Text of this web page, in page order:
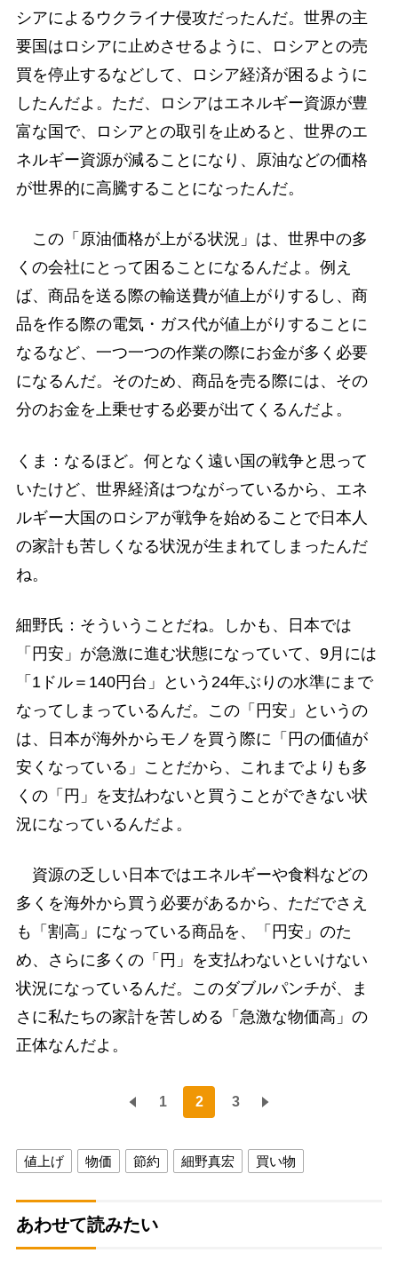
シアによるウクライナ侵攻だったんだ。世界の主
要国はロシアに止めさせるように、ロシアとの売
買を停止するなどして、ロシア経済が困るように
したんだよ。ただ、ロシアはエネルギー資源が豊
富な国で、ロシアとの取引を止めると、世界のエ
ネルギー資源が減ることになり、原油などの価格
が世界的に高騰することになったんだ。
この「原油価格が上がる状況」は、世界中の多
くの会社にとって困ることになるんだよ。例え
ば、商品を送る際の輸送費が値上がりするし、商
品を作る際の電気・ガス代が値上がりすることに
なるなど、一つ一つの作業の際にお金が多く必要
になるんだ。そのため、商品を売る際には、その
分のお金を上乗せする必要が出てくるんだよ。
くま：なるほど。何となく遠い国の戦争と思って
いたけど、世界経済はつながっているから、エネ
ルギー大国のロシアが戦争を始めることで日本人
の家計も苦しくなる状況が生まれてしまったんだ
ね。
細野氏：そういうことだね。しかも、日本では
「円安」が急激に進む状態になっていて、9月には
「1ドル＝140円台」という24年ぶりの水準にまで
なってしまっているんだ。この「円安」というの
は、日本が海外からモノを買う際に「円の価値が
安くなっている」ことだから、これまでよりも多
くの「円」を支払わないと買うことができない状
況になっているんだよ。
資源の乏しい日本ではエネルギーや食料などの
多くを海外から買う必要があるから、ただでさえ
も「割高」になっている商品を、「円安」のた
め、さらに多くの「円」を支払わないといけない
状況になっているんだ。このダブルパンチが、ま
さに私たちの家計を苦しめる「急激な物価高」の
正体なんだよ。
1 2 3
値上げ 物価 節約 細野真宏 買い物
あわせて読みたい